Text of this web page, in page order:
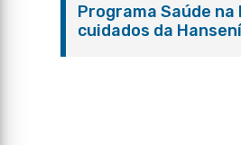
Programa Saúde na
cuidados da